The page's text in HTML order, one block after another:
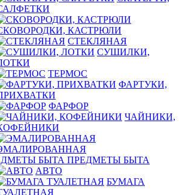
КАСТРЮЛИ
СТЕКЛЯНАЯ
СУШИЛКИ,
ТЕРМОС
ФАРТУКИ,
ФАРФОР
ЧАЙНИКИ,
ПРЕДМЕТЫ БЫТА
АВТО
БУМАГА